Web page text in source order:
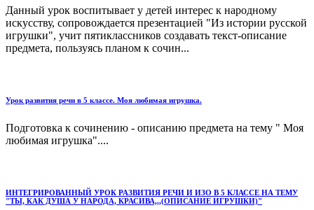
Данный урок воспитывает у детей интерес к народному
искусству, сопровождается презентацией "Из истории русской
игрушки", учит пятиклассников создавать текст-описание
предмета, пользуясь планом к сочин...
Урок развития речи в 5 классе. Моя любимая игрушка.
Подготовка к сочинению - описанию предмета на тему " Моя
любимая игрушка"....
ИНТЕГРИРОВАННЫЙ УРОК РАЗВИТИЯ РЕЧИ И ИЗО В 5 КЛАССЕ НА ТЕМУ
"ТЫ, КАК ДУША У НАРОДА, КРАСИВА,,,(ОПИСАНИЕ ИГРУШКИ)"